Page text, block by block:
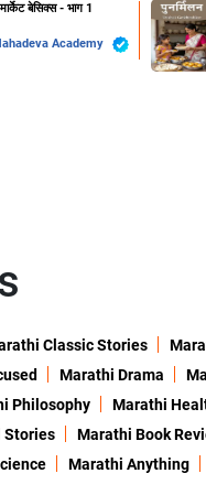
बेसिक्स - भाग 1
Academy
Classic Stories
Marathi Drama
Philosophy Marathi
Stories Marathi Book
Marathi Anything